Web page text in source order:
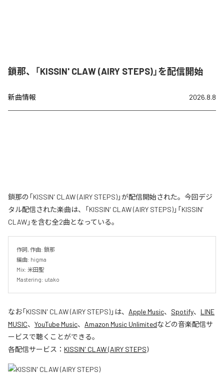
鎖那、「KISSIN' CLAW (AIRY STEPS)」を配信開始
新曲情報 2026.8.8
鎖那の「KISSIN' CLAW (AIRY STEPS)」が配信開始された。今回デジ
タル配信された楽曲は、「KISSIN' CLAW (AIRY STEPS)」「KISSIN'
CLAW」を含む全2曲となっている。
作詞, 作曲: 鎖那
編曲: higma
Mix: 米田聖
Mastering: utako
なお「KISSIN' CLAW (AIRY STEPS)」は、 Apple Music、 Spotify、 LINE
MUSIC、 YouTube Music、 Amazon Music Unlimitedなどの音楽配信サ
ービスで聴くことができる。
各配信サービス： KISSIN' CLAW (AIRY STEPS)